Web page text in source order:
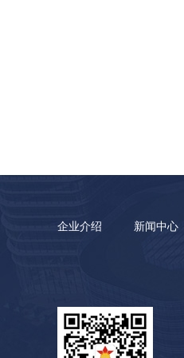
企业介绍 新闻中心